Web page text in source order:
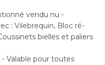
vendu nu -
: Vilebrequin, Bloc ré-
bielles et paliers
Valable pour toutes